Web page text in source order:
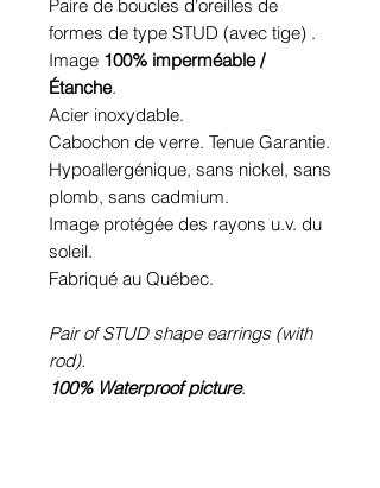
Paire de boucles d'oreilles de
formes de type STUD (avec tige) .
Image 100% imperméable /
Étanche.
Acier inoxydable.
Cabochon de verre. Tenue Garantie.
Hypoallergénique, sans nickel, sans
plomb, sans cadmium.
Image protégée des rayons u.v. du
soleil.
Fabriqué au Québec.
Pair of STUD shape earrings (with
rod).
100% Waterproof picture.